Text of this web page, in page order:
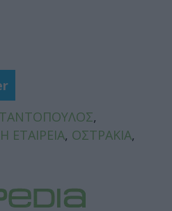
,
ΕΤΑΙΡΕΙΑ, ΟΣΤΡΑΚΙΑ,